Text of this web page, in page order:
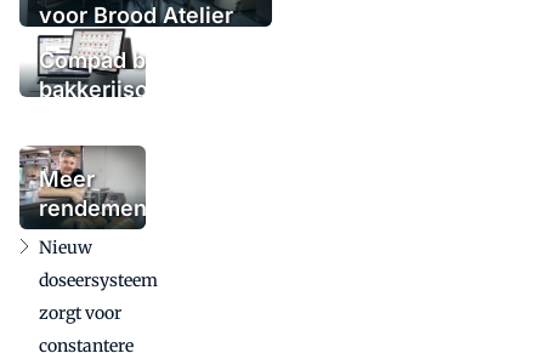
voor Brood Atelier
bij cateraar
Compad breidt
bakkerijsoftware
kassasysteem:
16 kassa's
geplaatst
Meer
rendement
met
voordeeg: zo
pakt
Wereldbakker
Nieuw
doseersysteem
zorgt voor
constantere